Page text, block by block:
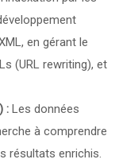
en gérant le
(URL rewriting), et
: Les données
à comprendre
résultats enrichis.